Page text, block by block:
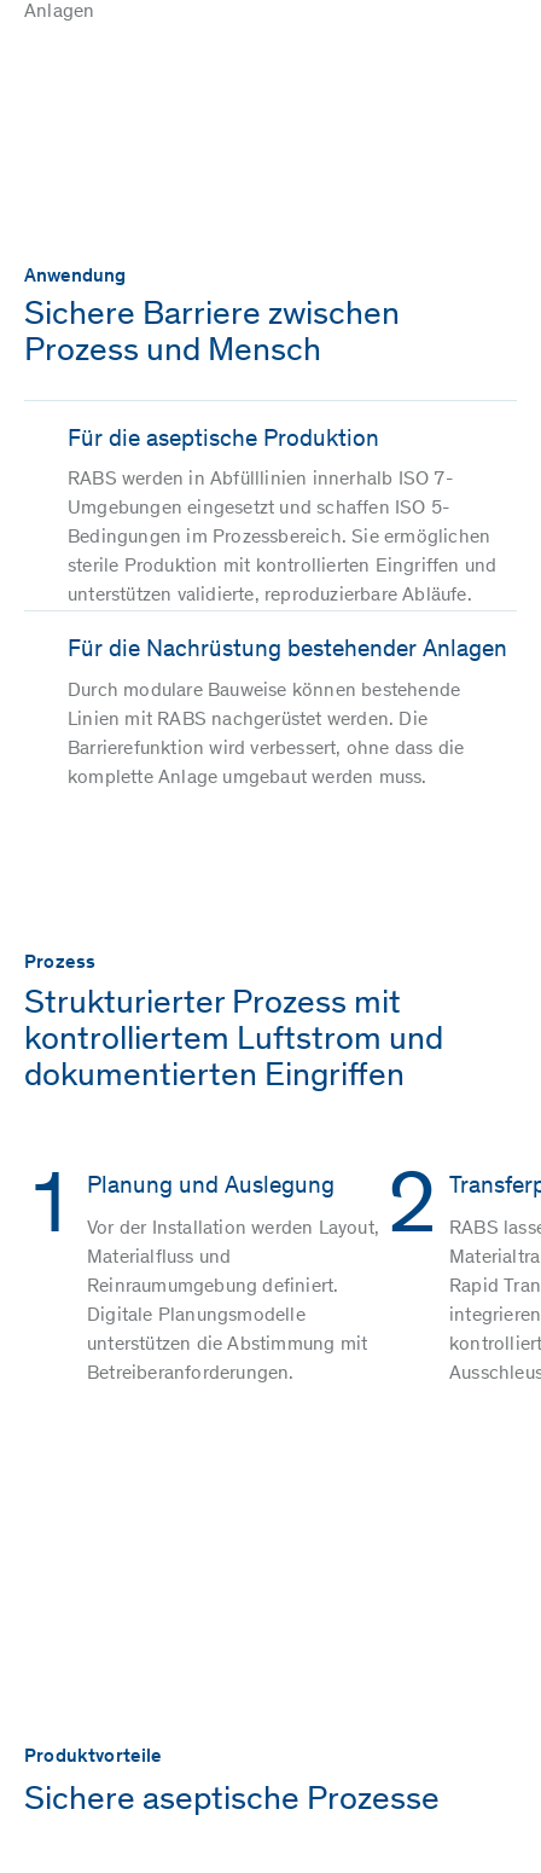
Anlagen
Anwendung
Sichere Barriere zwischen
Prozess und Mensch
Für die aseptische Produktion
RABS werden in Abfülllinien innerhalb ISO 7-
Umgebungen eingesetzt und schaffen ISO 5-
Bedingungen im Prozessbereich. Sie ermöglichen
sterile Produktion mit kontrollierten Eingriffen und
unterstützen validierte, reproduzierbare Abläufe.
Für die Nachrüstung bestehender Anlagen
Durch modulare Bauweise können bestehende
Linien mit RABS nachgerüstet werden. Die
Barrierefunktion wird verbessert, ohne dass die
komplette Anlage umgebaut werden muss.
Prozess
Strukturierter Prozess mit
kontrolliertem Luftstrom und
dokumentierten Eingriffen
1 Planung und Auslegung
Vor der Installation werden Layout,
Materialfluss und
Reinraumumgebung definiert.
Digitale Planungsmodelle
unterstützen die Abstimmung mit
Betreiberanforderungen.
2
RABS
Rapid
Produktvorteile
Sichere aseptische Prozesse